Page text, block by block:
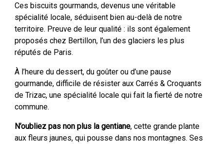
Ces biscuits gourmands, devenus une véritable
spécialité locale, séduisent bien au-delà de notre
territoire. Preuve de leur qualité : ils sont également
proposés chez Bertillon, l’un des glaciers les plus
réputés de Paris.
À l’heure du dessert, du goûter ou d’une pause
gourmande, difficile de résister aux Carrés & Croquants
de Trizac, une spécialité locale qui fait la fierté de notre
commune.
N’oubliez pas non plus la gentiane, cette grande plante
aux fleurs jaunes, qui pousse dans nos montagnes. Ses